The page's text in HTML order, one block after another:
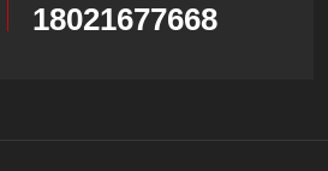
18021677668